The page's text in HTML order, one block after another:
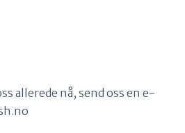
allerede nå, send oss en e-